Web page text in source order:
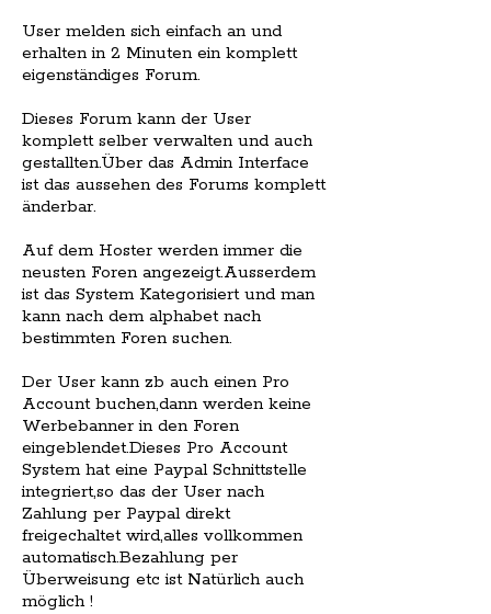
User melden sich einfach an und
erhalten in 2 Minuten ein komplett
eigenständiges Forum.
Dieses Forum kann der User
komplett selber verwalten und auch
gestallten.Über das Admin Interface
ist das aussehen des Forums komplett
änderbar.
Auf dem Hoster werden immer die
neusten Foren angezeigt.Ausserdem
ist das System Kategorisiert und man
kann nach dem alphabet nach
bestimmten Foren suchen.
Der User kann zb auch einen Pro
Account buchen,dann werden keine
Werbebanner in den Foren
eingeblendet.Dieses Pro Account
System hat eine Paypal Schnittstelle
integriert,so das der User nach
Zahlung per Paypal direkt
freigechaltet wird,alles vollkommen
automatisch.Bezahlung per
Überweisung etc ist Natürlich auch
möglich !